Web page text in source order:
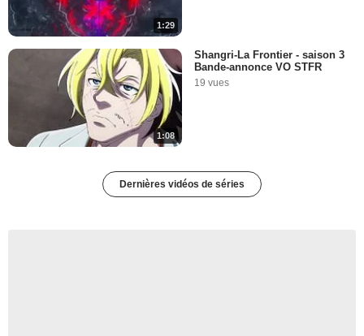
1:29
1:08
Shangri-La Frontier - saison 3
Bande-annonce VO STFR
19 vues
Dernières vidéos de séries